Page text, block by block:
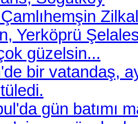
Yerköprü
güzelsin...
bir vatandaş,
gün batımı